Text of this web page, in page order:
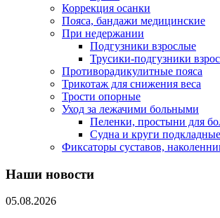
Коррекция осанки
Пояса, бандажи медицинские
При недержании
Подгузники взрослые
Трусики-подгузники
Противорадикулитные пояса
Трикотаж для снижения веса
Трости опорные
Уход за лежачими больными
Пеленки, простыни для
Судна и круги подкладные
Фиксаторы суставов,
Наши новости
05.08.2026